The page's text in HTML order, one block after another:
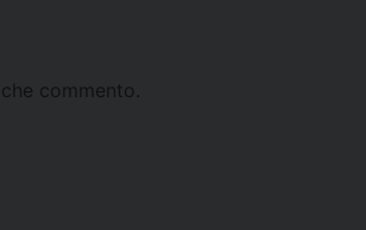
commento.